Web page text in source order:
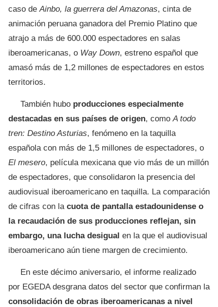
caso deAinbo, la guerrera del Amazonas, cinta de
animación peruana ganadora del Premio Platino que
atrajo a más de 600.000 espectadores en salas
iberoamericanas, o Way Down, estreno español que
amasó más de 1,2 millones de espectadores en estos
territorios.
También hubo producciones especialmente
destacadas en sus países de origen, comoA todo
tren: Destino Asturias, fenómeno en la taquilla
española con más de 1,5 millones de espectadores, o
El mesero, película mexicana que vio más de un millón
de espectadores, que consolidaron la presencia del
audiovisual iberoamericano en taquilla. La comparación
de cifras con la cuota de pantalla estadounidense o
la recaudación de sus producciones reflejan, sin
embargo, una lucha desigual en la que el audiovisual
iberoamericano aún tiene margen de crecimiento.
En este décimo aniversario, el informe realizado
por EGEDA desgrana datos del sector que confirman la
consolidación de obras iberoamericanas a nivel